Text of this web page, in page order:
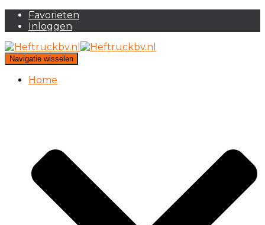
Favorieten
Inloggen
Navigatie wisselen
Home